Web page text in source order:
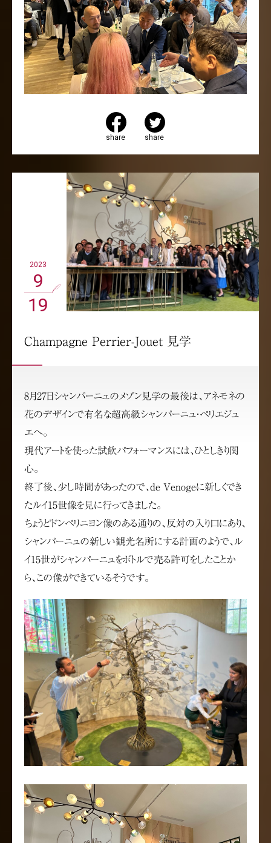
share share
2023
9
19
Champagne Perrier-Jouet 見学
8月27日シャンパーニュのメゾン見学の最後は、アネモネの
花のデザインで有名な超高級シャンパーニュ・ペリエジュ
エへ。
現代アートを使った試飲パフォーマンスには、ひとしきり関
心。
終了後、少し時間があったので、de Venogeに新しくでき
たルイ15世像を見に行ってきました。
ちょうどドンペリニヨン像のある通りの、反対の入り口にあり、
シャンパーニュの新しい観光名所にする計画のようで、ル
イ15世がシャンパーニュをボトルで売る許可をしたことか
ら、この像ができているそうです。